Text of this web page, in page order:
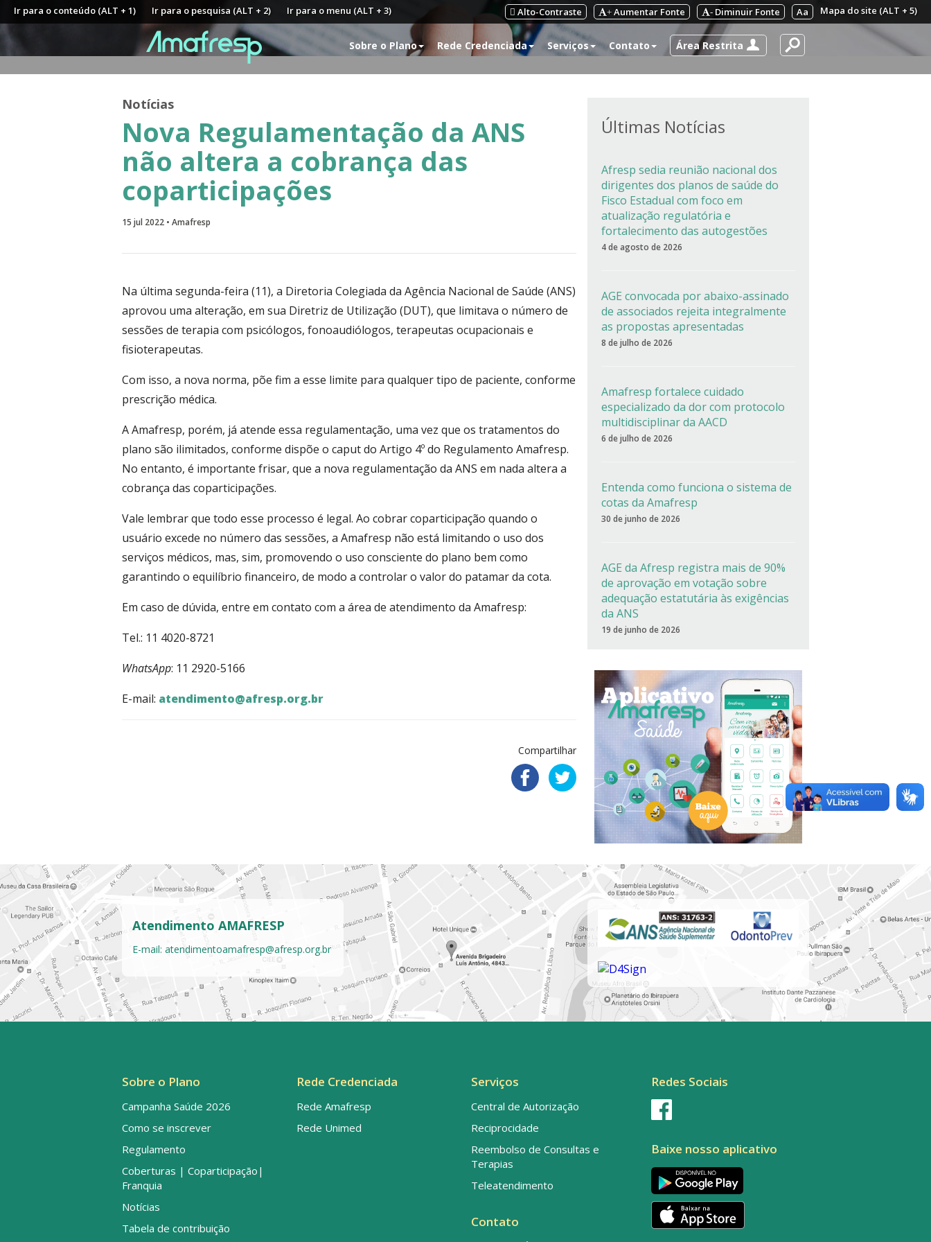
Ir para o conteúdo (ALT + 1) Ir para o pesquisa (ALT + 2) Ir para o menu (ALT + 3) Mapa do site (ALT + 5)
Aa
- Diminuir Fonte
+ Aumentar Fonte
Alto-Contraste
Sobre o Plano Rede Credenciada Serviços Contato Área Restrita
Notícias
Nova Regulamentação da ANS
não altera a cobrança das
coparticipações
15 jul 2022 • Amafresp
Na última segunda-feira (11), a Diretoria Colegiada da Agência Nacional de Saúde (ANS)
aprovou uma alteração, em sua Diretriz de Utilização (DUT), que limitava o número de
sessões de terapia com psicólogos, fonoaudiólogos, terapeutas ocupacionais e
fisioterapeutas.
Com isso, a nova norma, põe fim a esse limite para qualquer tipo de paciente, conforme
prescrição médica.
A Amafresp, porém, já atende essa regulamentação, uma vez que os tratamentos do
plano são ilimitados, conforme dispõe o caput do Artigo 4º do Regulamento Amafresp.
No entanto, é importante frisar, que a nova regulamentação da ANS em nada altera a
cobrança das coparticipações.
Vale lembrar que todo esse processo é legal. Ao cobrar coparticipação quando o
usuário excede no número das sessões, a Amafresp não está limitando o uso dos
serviços médicos, mas, sim, promovendo o uso consciente do plano bem como
garantindo o equilíbrio financeiro, de modo a controlar o valor do patamar da cota.
Em caso de dúvida, entre em contato com a área de atendimento da Amafresp:
Tel.: 11 4020-8721
WhatsApp: 11 2920-5166
E-mail: atendimento@afresp.org.br
Compartilhar
Últimas Notícias
Afresp sedia reunião nacional dos
dirigentes dos planos de saúde do
Fisco Estadual com foco em
atualização regulatória e
fortalecimento das autogestões
4 de agosto de 2026
AGE convocada por abaixo-assinado
de associados rejeita integralmente
as propostas apresentadas
8 de julho de 2026
Amafresp fortalece cuidado
especializado da dor com protocolo
multidisciplinar da AACD
6 de julho de 2026
Entenda como funciona o sistema de
cotas da Amafresp
30 de junho de 2026
AGE da Afresp registra mais de 90%
de aprovação em votação sobre
adequação estatutária às exigências
da ANS
19 de junho de 2026
Atendimento AMAFRESP
E-mail: atendimentoamafresp@afresp.org.br
Sobre o Plano
Campanha Saúde 2026
Como se inscrever
Regulamento
Coberturas | Coparticipação|
Franquia
Notícias
Tabela de contribuição
Rede Credenciada
Rede Amafresp
Rede Unimed
Serviços
Central de Autorização
Reciprocidade
Reembolso de Consultas e
Terapias
Teleatendimento
Contato
Redes Sociais
Baixe nosso aplicativo